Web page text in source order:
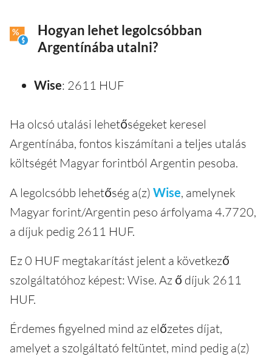
Hogyan lehet legolcsóbban
Argentínába utalni?
Wise: 2611 HUF
Ha olcsó utalási lehetőségeket keresel
Argentínába, fontos kiszámítani a teljes utalás
költségét Magyar forintból Argentin pesoba.
A legolcsóbb lehetőség a(z) Wise, amelynek
Magyar forint/Argentin peso árfolyama 4.7720,
a díjuk pedig 2611 HUF.
Ez 0 HUF megtakarítást jelent a következő
szolgáltatóhoz képest: Wise. Az ő díjuk 2611
HUF.
Érdemes figyelned mind az előzetes díjat,
amelyet a szolgáltató feltüntet, mind pedig a(z)